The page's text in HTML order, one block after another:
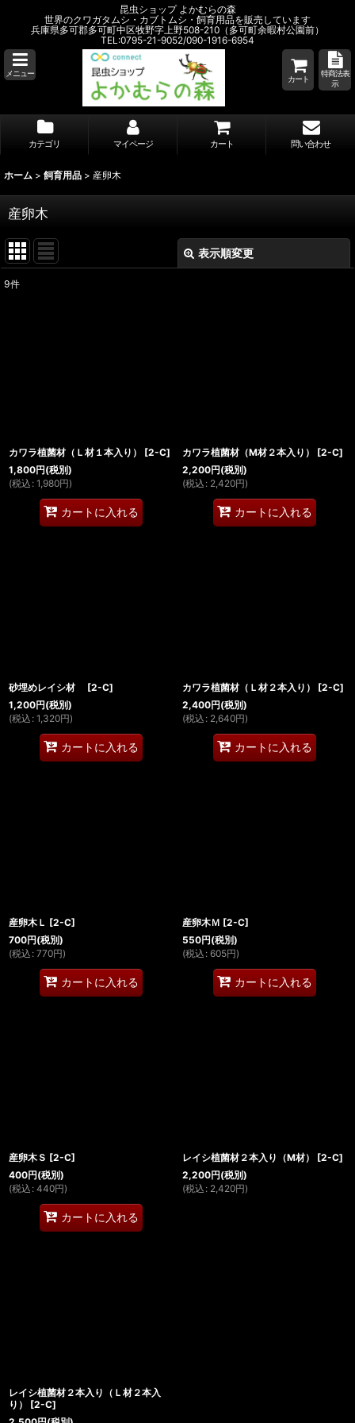
昆虫ショップ よかむらの森
世界のクワガタムシ・カブトムシ・飼育用品を販売しています
兵庫県多可郡多可町中区牧野字上野508-210（多可町余暇村公園前）
TEL:0795-21-9052/090-1916-6954
メニュー
カート
特商法表
示
カテゴリ マイページ カート 問い合わせ
ホーム > 飼育用品 > 産卵木
産卵木
表示順変更
9件
カワラ植菌材（Ｌ材１本入り） [2-C]
1,800円(税別)
(税込 : 1,980円)
カートに入れる
カワラ植菌材（M材２本入り） [2-C]
2,200円(税別)
(税込 : 2,420円)
カートに入れる
砂埋めレイシ材 [2-C]
1,200円(税別)
(税込 : 1,320円)
カートに入れる
カワラ植菌材（Ｌ材２本入り） [2-C]
2,400円(税別)
(税込 : 2,640円)
カートに入れる
産卵木Ｌ [2-C]
700円(税別)
(税込 : 770円)
カートに入れる
産卵木Ｍ [2-C]
550円(税別)
(税込 : 605円)
カートに入れる
産卵木Ｓ [2-C]
400円(税別)
(税込 : 440円)
カートに入れる
レイシ植菌材２本入り（M材） [2-C]
2,200円(税別)
(税込 : 2,420円)
レイシ植菌材２本入り（Ｌ材２本入
り）
[2-C]